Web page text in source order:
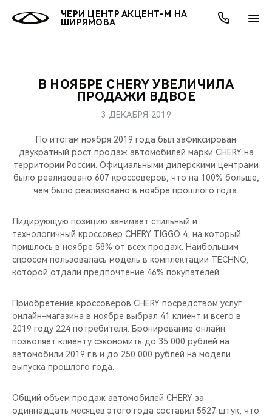
ЧЕРИ ЦЕНТР АКЦЕНТ-М НА
ШИРЯМОВА
МОДЕЛИ
КРОССОВЕРЫ
СЕДАНЫ
НОВИНКИ
ПОКУПАТЕЛЯМ
КРЕДИТ И СТРАХОВАНИЕ
ВЛАДЕЛЬЦАМ
ЗАПЧАСТИ И АКСЕССУАРЫ
ПОДДЕРЖКА
МИР CHERY
О БРЕНДЕ
CHERY В СОЦСЕТЯХ
БЛАГОТВОРИТЕЛЬНОСТЬ
CHERY REMOTE
CHERY И СПОРТ
НАШИ МЕРОПРИЯТИЯ
ВИДЕООБЗОРЫ
CHERY ДЛЯ ДЕТЕЙ
АКЦИИ
ОНЛАЙН СЕРВИСЫ
КРЕДИТ
О КОМПАНИИ
МЫ В СОЦСЕТЯХ
В НОЯБРЕ CHERY УВЕЛИЧИЛА
ПРОДАЖИ ВДВОЕ
3 ДЕКАБРЯ 2019
По итогам ноября 2019 года был зафиксирован
двукратный рост продаж автомобилей марки CHERY на
территории России. Официальными дилерскими центрами
было реализовано 607 кроссоверов, что на 100% больше,
чем было реализовано в ноябре прошлого года.
Лидирующую позицию занимает стильный и
технологичный кроссовер CHERY TIGGO 4, на который
пришлось в ноябре 58% от всех продаж. Наибольшим
спросом пользовалась модель в комплектации TECHNO,
которой отдали предпочтение 46% покупателей.
Приобретение кроссоверов CHERY посредством услуг
онлайн-магазина в ноябре выбрал 41 клиент и всего в
2019 году 224 потребителя. Бронирование онлайн
позволяет клиенту сэкономить до 35 000 рублей на
автомобили 2019 г.в и до 250 000 рублей на модели
выпуска прошлого года.
Общий объем продаж автомобилей CHERY за
одиннадцать месяцев этого года составил 5527 штук, что